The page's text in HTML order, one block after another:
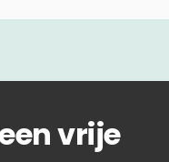
vrije